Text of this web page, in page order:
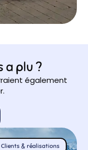
a plu ?
également
Clients & réalisations